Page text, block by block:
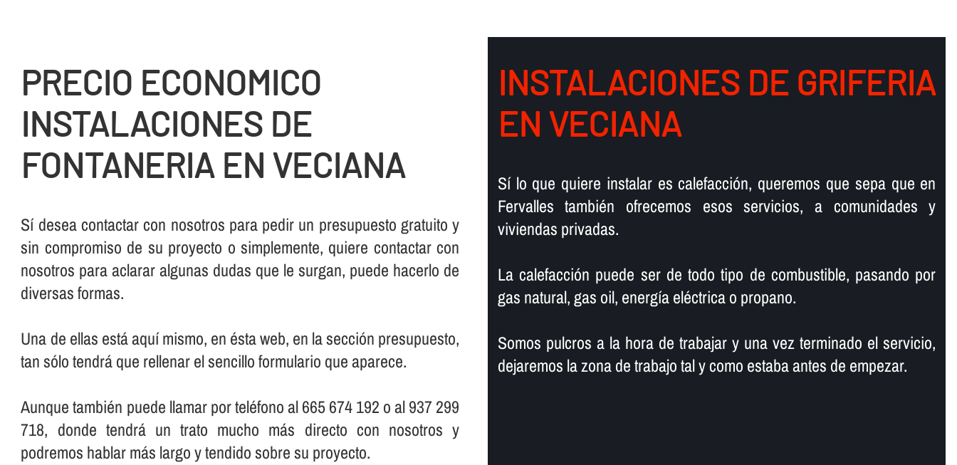
PRECIO ECONOMICO
INSTALACIONES DE
FONTANERIA EN VECIANA
Sí­ desea contactar con nosotros para pedir un presupuesto gratuito y
sin compromiso de su proyecto o simplemente, quiere contactar con
nosotros para aclarar algunas dudas que le surgan, puede hacerlo de
diversas formas.
Una de ellas está aquí­ mismo, en ésta web, en la sección presupuesto,
tan sólo tendrá que rellenar el sencillo formulario que aparece.
Aunque también puede llamar por teléfono al 665 674 192 o al 937 299
718, donde tendrá un trato mucho más directo con nosotros y
podremos hablar más largo y tendido sobre su proyecto.
INSTALACIONES DE GRIFERIA
EN VECIANA
Sí­ lo que quiere instalar es calefacción, queremos que sepa que en
Fervalles también ofrecemos esos servicios, a comunidades y
viviendas privadas.
La calefacción puede ser de todo tipo de combustible, pasando por
gas natural, gas oil, energí­a eléctrica o propano.
Somos pulcros a la hora de trabajar y una vez terminado el servicio,
dejaremos la zona de trabajo tal y como estaba antes de empezar.